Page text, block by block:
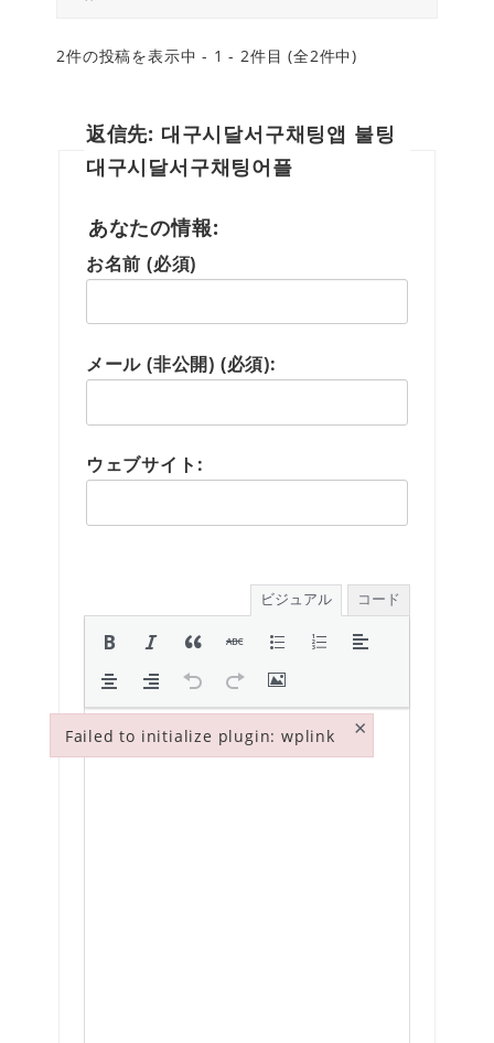
2件の投稿を表示中 - 1 - 2件目 (全2件中)
返信先: 대구시달서구채팅앱 불팅
대구시달서구채팅어플
あなたの情報:
お名前 (必須)
メール (非公開) (必須):
ウェブサイト:
ビジュアル コード
Failed to initialize plugin: wplink ×
Failed to initialize plugin: wplink